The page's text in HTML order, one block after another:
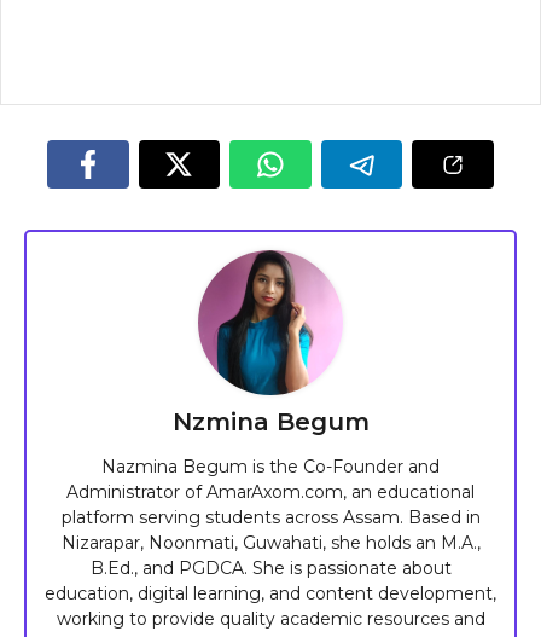
Nzmina Begum
Nazmina Begum is the Co-Founder and
Administrator of AmarAxom.com, an educational
platform serving students across Assam. Based in
Nizarapar, Noonmati, Guwahati, she holds an M.A.,
B.Ed., and PGDCA. She is passionate about
education, digital learning, and content development,
working to provide quality academic resources and